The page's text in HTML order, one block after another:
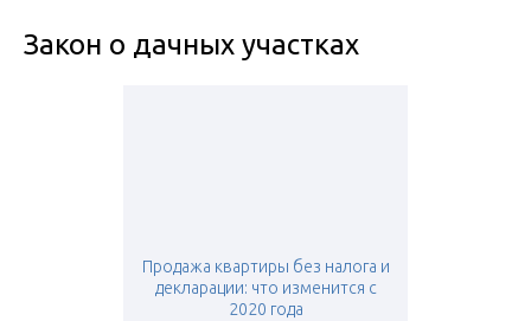
Закон о дачных участках
Продажа квартиры без налога и
декларации: что изменится с
2020 года